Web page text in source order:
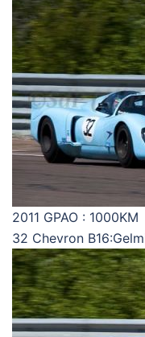
2011 GPAO : 1000KM
32 Chevron